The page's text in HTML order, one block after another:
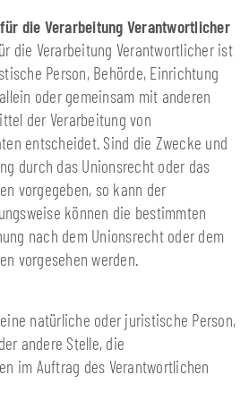
die Verarbeitung Verantwortlicher
die Verarbeitung Verantwortlicher ist
Person, Behörde, Einrichtung
oder gemeinsam mit anderen
der Verarbeitung von
entscheidet. Sind die Zwecke und
durch das Unionsrecht oder das
vorgegeben, so kann der
können die bestimmten
nach dem Unionsrecht oder dem
vorgesehen werden.
natürliche oder juristische Person,
andere Stelle, die
im Auftrag des Verantwortlichen